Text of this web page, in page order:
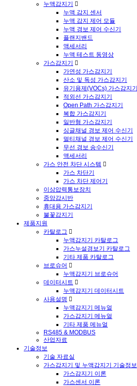
누액감지기
누액 감지 센서
누액 감지 제어 모듈
누액 경보 제어 수신기
플랜지밴드
액세서리
누액 테스트 동영상
가스감지기
가연성 가스감지기
산소 및 독성 가스감지기
유기용제(VOCs) 가스감지기
적외선 가스감지기
Open Path 가스감지기
복합 가스감지기
일반형 가스감지기
싱글채널 경보 제어 수신기
멀티채널 경보 제어 수신기
무선 경보 송수신기
액세서리
가스 안전 차단 시스템
가스 차단기
가스 차단 제어기
이상압력통보장치
중앙감시반
휴대용 가스감지기
불꽃감지기
제품지원
카탈로그
누액감지기 카탈로그
가스누설경보기 카탈로그
기타 제품 카탈로그
브로슈어
누액감지기 브로슈어
데이터시트
누액감지기 데이터시트
사용설명
누액감지기 메뉴얼
가스감지기 메뉴얼
기타 제품 메뉴얼
RS485 & MODBUS
산업자료
기술정보
기술 자료실
가스감지기 및 누액감지기 기술정보
가스감지기 이론
가스센서 이론